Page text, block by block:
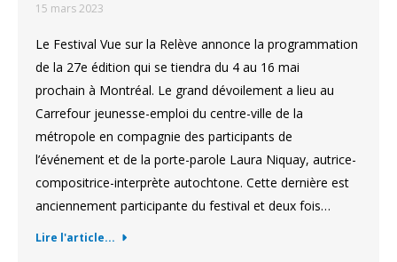
15 mars 2023
Le Festival Vue sur la Relève annonce la programmation
de la 27e édition qui se tiendra du 4 au 16 mai
prochain à Montréal. Le grand dévoilement a lieu au
Carrefour jeunesse-emploi du centre-ville de la
métropole en compagnie des participants de
l’événement et de la porte-parole Laura Niquay, autrice-
compositrice-interprète autochtone. Cette dernière est
anciennement participante du festival et deux fois…
Lire l'article...